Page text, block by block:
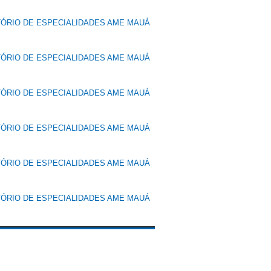
DE ESPECIALIDADES AME MAUÁ
DE ESPECIALIDADES AME MAUÁ
DE ESPECIALIDADES AME MAUÁ
DE ESPECIALIDADES AME MAUÁ
DE ESPECIALIDADES AME MAUÁ
DE ESPECIALIDADES AME MAUÁ